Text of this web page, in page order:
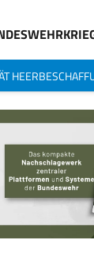
HEER